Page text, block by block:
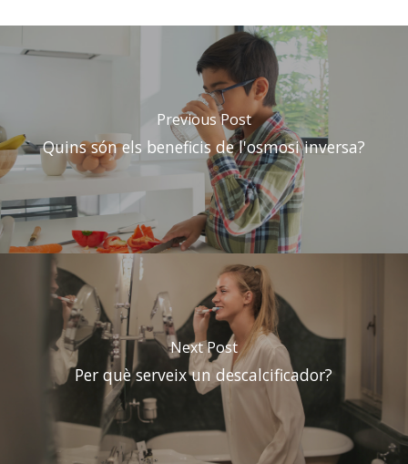
Previous Post
Quins són els beneficis de l'osmosi inversa?
Next Post
Per què serveix un descalcificador?